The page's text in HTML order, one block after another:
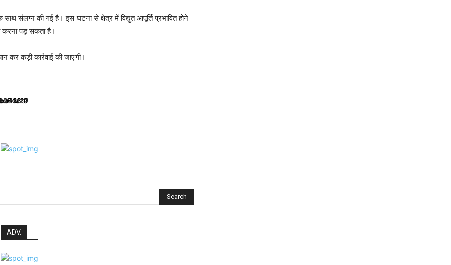
साथ संलग्न की गई है। इस घटना से क्षेत्र में विद्युत आपूर्ति प्रभावित होने
करना पड़ सकता है।
कर कड़ी कार्रवाई की जाएगी।
Search
ADV.